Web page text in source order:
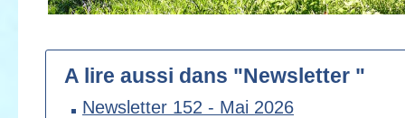
A lire aussi dans "Newsletter "
Newsletter 152 - Mai 2026